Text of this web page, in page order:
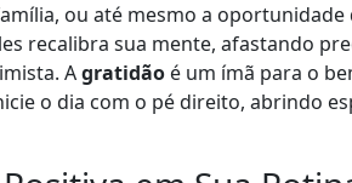
ou até mesmo a oportunidade
recalibra sua mente, afastando
Agratidão é um ímã para o
o dia com o pé direito, abrindo